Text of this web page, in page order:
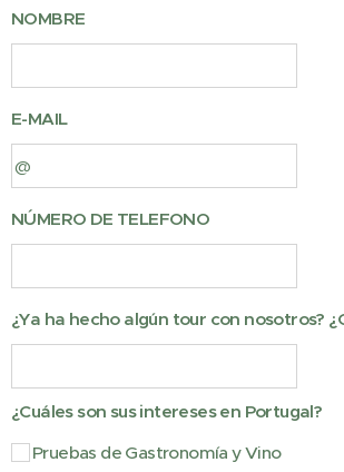
NOMBRE
E-MAIL
NÚMERO DE TELEFONO
¿Ya ha hecho algún tour con nosotros?
¿Cuáles son sus intereses en Portugal?
Pruebas de Gastronomía y Vino